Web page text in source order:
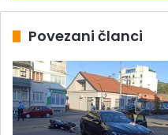
Povezani članci